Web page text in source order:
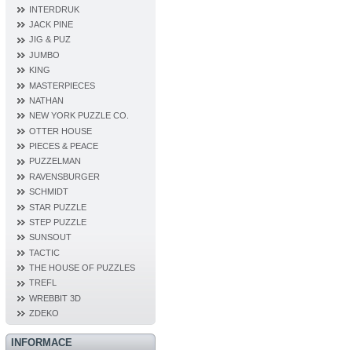
INTERDRUK
JACK PINE
JIG & PUZ
JUMBO
KING
MASTERPIECES
NATHAN
NEW YORK PUZZLE CO.
OTTER HOUSE
PIECES & PEACE
PUZZELMAN
RAVENSBURGER
SCHMIDT
STAR PUZZLE
STEP PUZZLE
SUNSOUT
TACTIC
THE HOUSE OF PUZZLES
TREFL
WREBBIT 3D
ZDEKO
INFORMACE